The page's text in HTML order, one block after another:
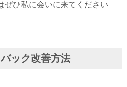
ぜひ私に会いに来てください
ック改善方法